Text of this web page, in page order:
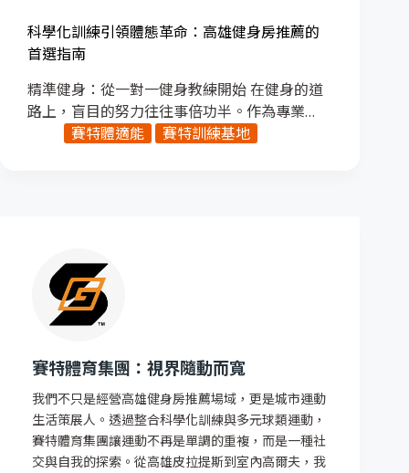
科學化訓練引領體態革命：高雄健身房推薦的
首選指南
精準健身：從一對一健身教練開始 在健身的道
路上，盲目的努力往往事倍功半。作為專業…
賽特體適能
賽特訓練基地
賽特體育集團：視界隨動而寬
我們不只是經營高雄健身房推薦場域，更是城市運動
生活策展人。透過整合科學化訓練與多元球類運動，
賽特體育集團讓運動不再是單調的重複，而是一種社
交與自我的探索。從高雄皮拉提斯到室內高爾夫，我